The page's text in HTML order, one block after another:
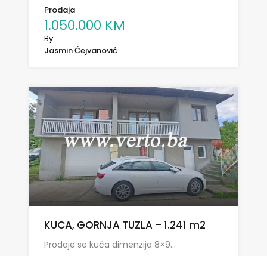
Prodaja
1.050.000 KM
By
Jasmin Ćejvanović
KUCA, GORNJA TUZLA – 1.241 m2
Prodaje se kuća dimenzija 8×9…